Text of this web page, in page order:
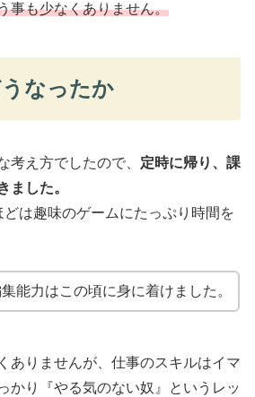
事も少なくありません。
なったか
考え方でしたので、 定時に帰り、課
ました。
は趣味のゲームにたっぷり時間を
能力はこの頃に身に着けました。
ありませんが、仕事のスキルはイマ
かり『やる気のない奴』というレッ